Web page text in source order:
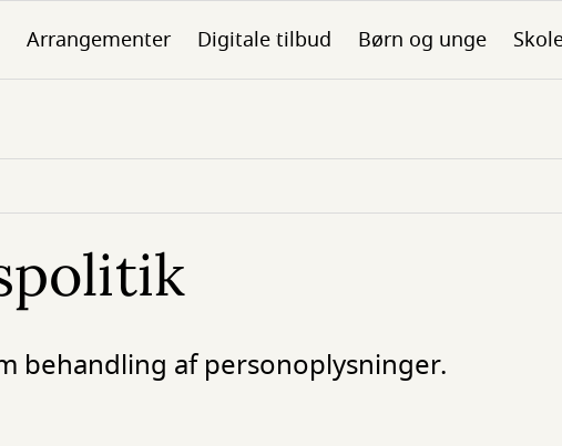
Arrangementer Digitale tilbud Børn og unge
behandling af personoplysninger.